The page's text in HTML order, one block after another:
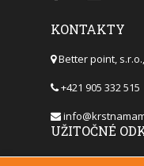
KONTAKTY
Better point,
+421 905 332 515
UŽITOČNÉ